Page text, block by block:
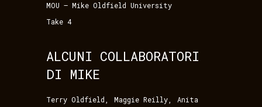
MOU – Mike Oldfield University
Take 4
ALCUNI COLLABORATORI
DI MIKE
Terry Oldfield, Maggie Reilly, Anita